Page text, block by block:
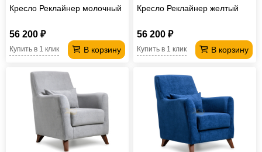
Кресло Реклайнер молочный
56 200 ₽
В корзину
Купить в 1 клик
Кресло Реклайнер желтый
56 200 ₽
В корзину
Купить в 1 клик